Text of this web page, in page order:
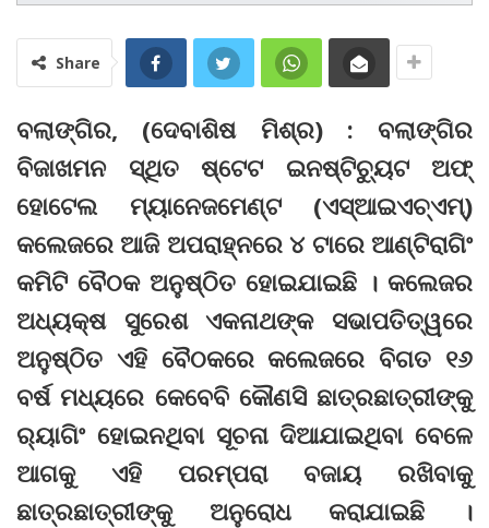
Share
ବଲାଙ୍ଗିର, (ଦେବାଶିଷ ମିଶ୍ର) : ବଲାଙ୍ଗିର
ବିଜାଖମନ ସ୍ଥିତ ଷ୍ଟେଟ ଇନଷ୍ଟିଚ୍ୟୁଟ ଅଫ୍‌
ହୋଟେଲ ମ୍ୟାନେଜମେଣ୍ଟ (ଏସ୍‌ଆଇଏଚ୍‌ଏମ୍‌)
କଲେଜରେ ଆଜି ଅପରାହ୍ନରେ ୪ ଟାରେ ଆଣ୍ଟିରାଗିଂ
କମିଟି ବୈଠକ ଅନୁଷ୍ଠିତ ହୋଇଯାଇଛି । କଲେଜର
ଅଧ୍ୟକ୍ଷ ସୁରେଶ ଏକନାଥଙ୍କ ସଭାପତିତ୍ୱରେ
ଅନୁଷ୍ଠିତ ଏହି ବୈଠକରେ କଲେଜରେ ବିଗତ ୧୬
ବର୍ଷ ମଧ୍ୟରେ କେବେବି କୌଣସି ଛାତ୍ରଛାତ୍ରୀଙ୍କୁ
ର‍୍ୟାଗିଂ ହୋଇନଥିବା ସୂଚନା ଦିଆଯାଇଥିବା ବେଳେ
ଆଗକୁ ଏହି ପରମ୍ପରା ବଜାୟ ରଖିବାକୁ
ଛାତ୍ରଛାତ୍ରୀଙ୍କୁ ଅନୁରୋଧ କରାଯାଇଛି ।